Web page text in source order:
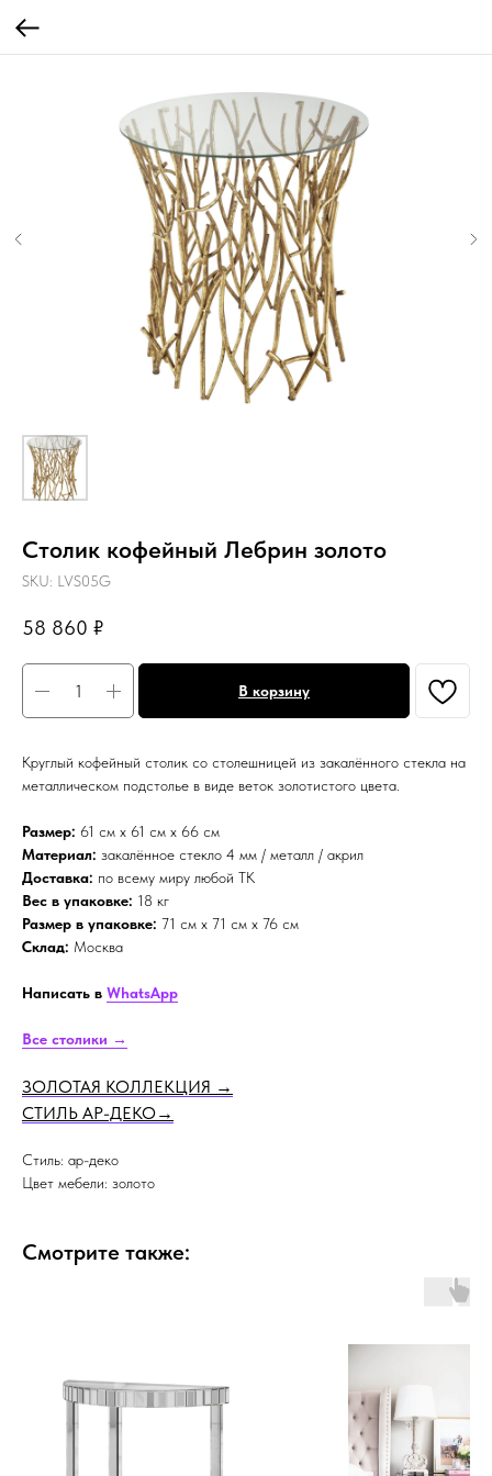
Столик кофейный Лебрин золото
SKU: LVS05G
58 860 ₽
В корзину
Круглый кофейный столик со столешницей из закалённого стекла на
металлическом подстолье в виде веток золотистого цвета.
Размер: 61 см х 61 см х 66 см
Материал: закалённое стекло 4 мм / металл / акрил
Доставка: по всему миру любой ТК
Вес в упаковке: 18 кг
Размер в упаковке: 71 см x 71 см x 76 см
Склад: Москва
Написать в WhatsApp
Все столики →
ЗОЛОТАЯ КОЛЛЕКЦИЯ →
СТИЛЬ АР-ДЕКО→
Стиль: ар-деко
Цвет мебели: золото
Смотрите также: